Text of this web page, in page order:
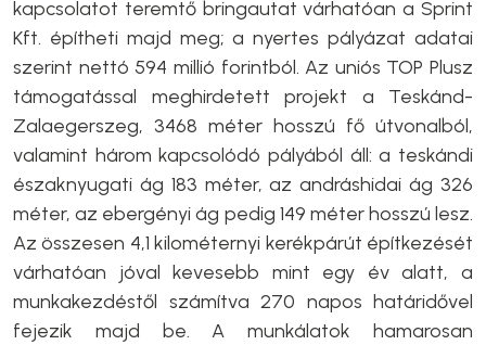
kapcsolatot teremtő bringautat várhatóan a Sprint
Kft. építheti majd meg; a nyertes pályázat adatai
szerint nettó 594 millió forintból. Az uniós TOP Plusz
támogatással meghirdetett projekt a Teskánd-
Zalaegerszeg, 3468 méter hosszú fő útvonalból,
valamint három kapcsolódó pályából áll: a teskándi
északnyugati ág 183 méter, az andráshidai ág 326
méter, az ebergényi ág pedig 149 méter hosszú lesz.
Az összesen 4,1 kilométernyi kerékpárút építkezését
várhatóan jóval kevesebb mint egy év alatt, a
munkakezdéstől számítva 270 napos határidővel
fejezik majd be. A munkálatok hamarosan